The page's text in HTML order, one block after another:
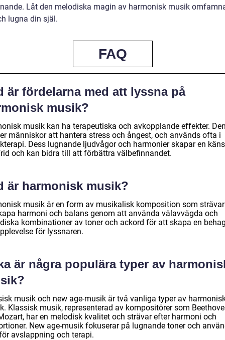
Låt den melodiska magin av harmonisk musik
lugna din själ.
FAQ
är fördelarna med att lyssna på
musik?
musik kan ha terapeutiska och avkopplande effekter.
människor att hantera stress och ångest, och används ofta i
Dess lugnande ljudvågor och harmonier skapar en
och kan bidra till att förbättra välbefinnandet.
är harmonisk musik?
musik är en form av musikalisk komposition som
harmoni och balans genom att använda välavvägda och
kombinationer av toner och ackord för att skapa en
för lyssnaren.
är några populära typer av
musik och new age-musik är två vanliga typer av
Klassisk musik, representerad av kompositörer som
har en melodisk kvalitet och strävar efter harmoni och
New age-musik fokuserar på lugnande toner och
avslappning och terapi.